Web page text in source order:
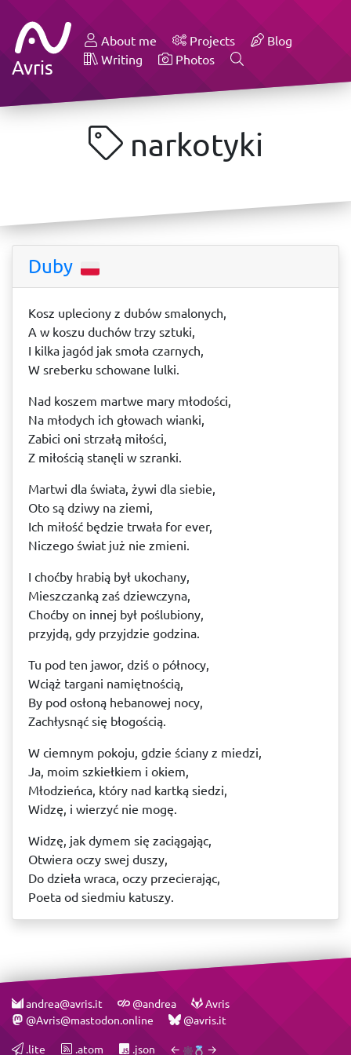
Avris
About me Projects
Blog
Writing
Photos
narkotyki
Duby
Kosz upleciony z dubów smalonych,
A w koszu duchów trzy sztuki,
I kilka jagód jak smoła czarnych,
W sreberku schowane lulki.
Nad koszem martwe mary młodości,
Na młodych ich głowach wianki,
Zabici oni strzałą miłości,
Z miłością stanęli w szranki.
Martwi dla świata, żywi dla siebie,
Oto są dziwy na ziemi,
Ich miłość będzie trwała for ever,
Niczego świat już nie zmieni.
I choćby hrabią był ukochany,
Mieszczanką zaś dziewczyna,
Choćby on innej był poślubiony,
przyjdą, gdy przyjdzie godzina.
Tu pod ten jawor, dziś o północy,
Wciąż targani namiętnością,
By pod osłoną hebanowej nocy,
Zachłysnąć się błogością.
W ciemnym pokoju, gdzie ściany z miedzi,
Ja, moim szkiełkiem i okiem,
Młodzieńca, który nad kartką siedzi,
Widzę, i wierzyć nie mogę.
Widzę, jak dymem się zaciągając,
Otwiera oczy swej duszy,
Do dzieła wraca, oczy przecierając,
Poeta od siedmiu katuszy.
andrea@avris.it @andrea
Avris
@Avris@mastodon.online
@avris.it
.lite .atom .json ← →